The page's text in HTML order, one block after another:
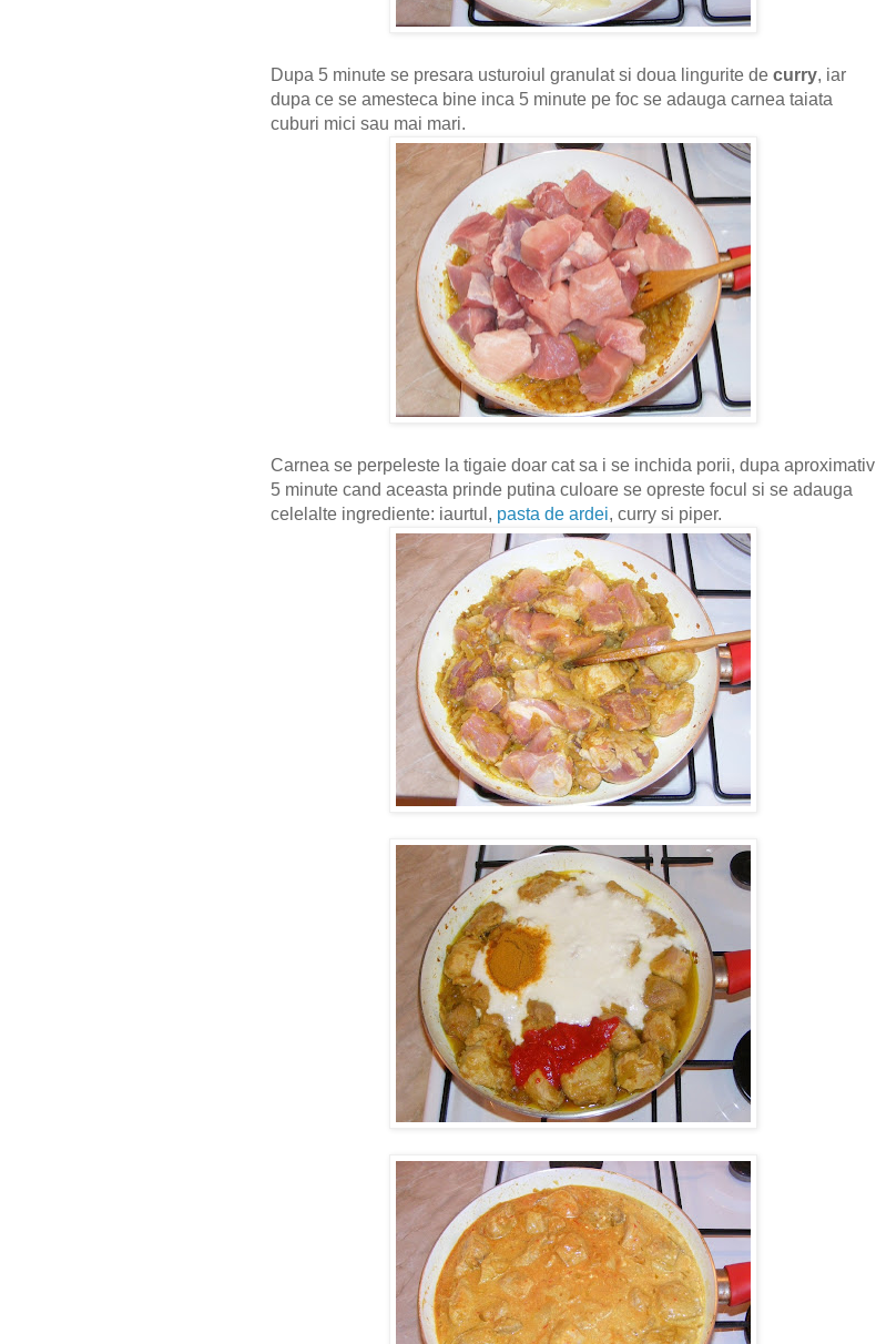
Dupa 5 minute se presara usturoiul granulat si doua lingurite de curry, iar
dupa ce se amesteca bine inca 5 minute pe foc se adauga carnea taiata
cuburi mici sau mai mari.
Carnea se perpeleste la tigaie doar cat sa i se inchida porii, dupa aproximativ
5 minute cand aceasta prinde putina culoare se opreste focul si se adauga
celelalte ingrediente: iaurtul, pasta de ardei, curry si piper.